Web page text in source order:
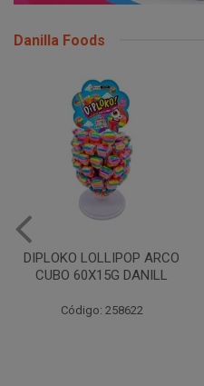
Danilla Foods
DIPLOKO LOLLIPOP
COGUMELO 60X15G
Código: 258366